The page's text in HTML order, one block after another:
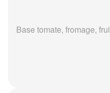
Base tomate, fromage,